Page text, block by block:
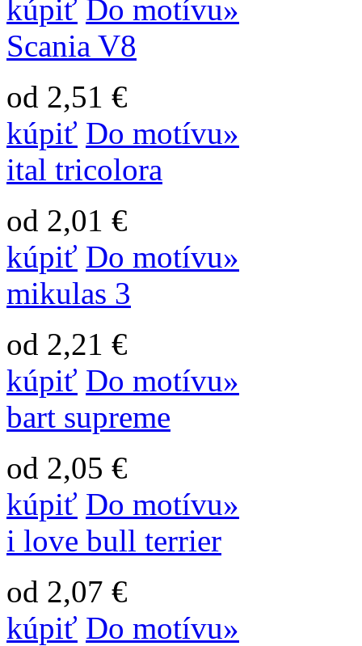
kúpiť Do motívu»
Scania V8
od 2,51 €
kúpiť Do motívu»
ital tricolora
od 2,01 €
kúpiť Do motívu»
mikulas 3
od 2,21 €
kúpiť Do motívu»
bart supreme
od 2,05 €
kúpiť Do motívu»
i love bull terrier
od 2,07 €
kúpiť Do motívu»